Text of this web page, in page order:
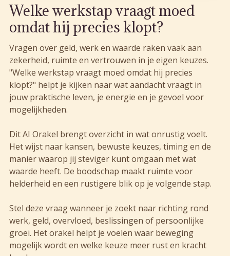
Welke werkstap vraagt moed
omdat hij precies klopt?
Vragen over geld, werk en waarde raken vaak aan
zekerheid, ruimte en vertrouwen in je eigen keuzes.
"Welke werkstap vraagt moed omdat hij precies
klopt?" helpt je kijken naar wat aandacht vraagt in
jouw praktische leven, je energie en je gevoel voor
mogelijkheden.
Dit AI Orakel brengt overzicht in wat onrustig voelt.
Het wijst naar kansen, bewuste keuzes, timing en de
manier waarop jij steviger kunt omgaan met wat
waarde heeft. De boodschap maakt ruimte voor
helderheid en een rustigere blik op je volgende stap.
Stel deze vraag wanneer je zoekt naar richting rond
werk, geld, overvloed, beslissingen of persoonlijke
groei. Het orakel helpt je voelen waar beweging
mogelijk wordt en welke keuze meer rust en kracht